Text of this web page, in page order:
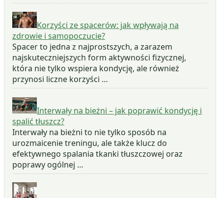
Korzyści ze spacerów: jak wpływają na
zdrowie i samopoczucie?
Spacer to jedna z najprostszych, a zarazem
najskuteczniejszych form aktywności fizycznej,
która nie tylko wspiera kondycję, ale również
przynosi liczne korzyści …
Interwały na bieżni – jak poprawić kondycję i
spalić tłuszcz?
Interwały na bieżni to nie tylko sposób na
urozmaicenie treningu, ale także klucz do
efektywnego spalania tkanki tłuszczowej oraz
poprawy ogólnej …